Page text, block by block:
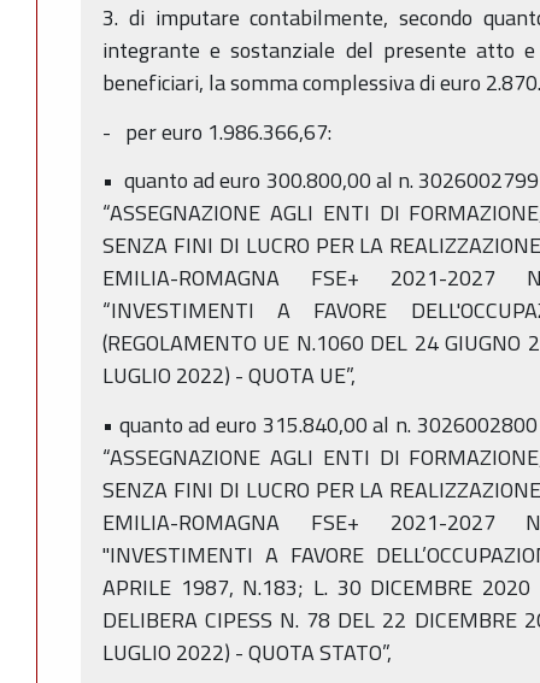
3. di imputare contabilmente, secondo
integrante e sostanziale del presente atto
beneficiari, la somma complessiva di euro
- per euro 1.986.366,67:
• quanto ad euro 300.800,00 al n.
“ASSEGNAZIONE AGLI ENTI DI
SENZA FINI DI LUCRO PER LA
EMILIA-ROMAGNA FSE+ 2021-2027
“INVESTIMENTI A FAVORE
(REGOLAMENTO UE N.1060 DEL 24
LUGLIO 2022) - QUOTA UE”,
• quanto ad euro 315.840,00 al n.
“ASSEGNAZIONE AGLI ENTI DI
SENZA FINI DI LUCRO PER LA
EMILIA-ROMAGNA FSE+ 2021-2027
"INVESTIMENTI A FAVORE
APRILE 1987, N.183; L. 30 DICEMBRE
DELIBERA CIPESS N. 78 DEL 22 DICEMBRE
LUGLIO 2022) - QUOTA STATO”,